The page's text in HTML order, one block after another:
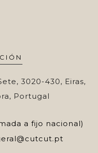
3020-430, Eiras,
Portugal
a fijo nacional)